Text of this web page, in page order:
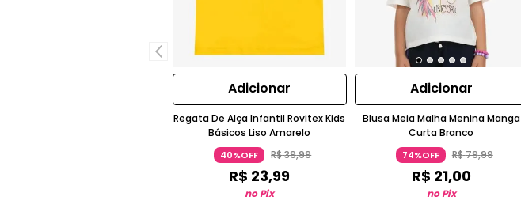
Adicionar
Regata De Alça Infantil Rovitex Kids
Básicos Liso Amarelo
40%OFF R$39,99
R$ 23,99
no Pix
Adicionar
Blusa Meia Malha Menina Manga
Curta Branco
74%OFF R$79,99
R$ 21,00
no Pix